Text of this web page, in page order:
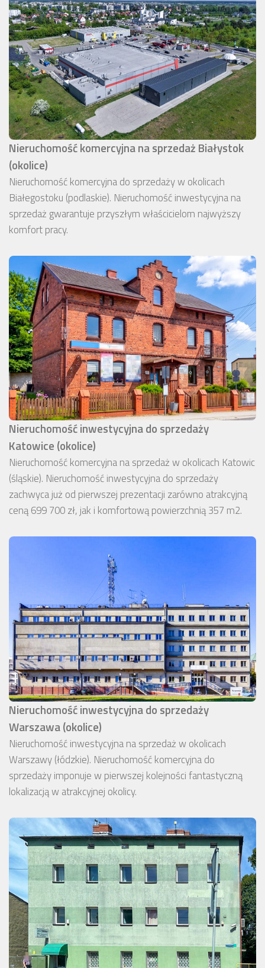
Nieruchomość komercyjna na sprzedaż Białystok
(okolice)
Nieruchomość komercyjna do sprzedaży w okolicach
Białegostoku (podlaskie). Nieruchomość inwestycyjna na
sprzedaż gwarantuje przyszłym właścicielom najwyższy
komfort pracy.
Nieruchomość inwestycyjna do sprzedaży
Katowice (okolice)
Nieruchomość komercyjna na sprzedaż w okolicach Katowic
(śląskie). Nieruchomość inwestycyjna do sprzedaży
zachwyca już od pierwszej prezentacji zarówno atrakcyjną
ceną 699 700 zł, jak i komfortową powierzchnią 357 m2.
Nieruchomość inwestycyjna do sprzedaży
Warszawa (okolice)
Nieruchomość inwestycyjna na sprzedaż w okolicach
Warszawy (łódzkie). Nieruchomość komercyjna do
sprzedaży imponuje w pierwszej kolejności fantastyczną
lokalizacją w atrakcyjnej okolicy.